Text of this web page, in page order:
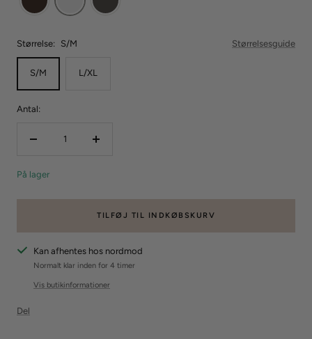
Størrelse: S/M Størrelsesguide
S/M L/XL
Antal:
Reducer
Forøg
På lager
TILFØJ TIL INDKØBSKURV
Kan afhentes hos nordmod
Normalt klar inden for 4 timer
Vis butikinformationer
Del